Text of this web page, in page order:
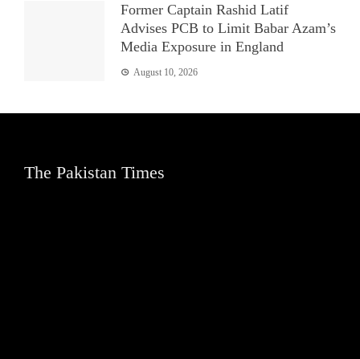
Former Captain Rashid Latif
Advises PCB to Limit Babar Azam’s
Media Exposure in England
August 10, 2026
The Pakistan Times